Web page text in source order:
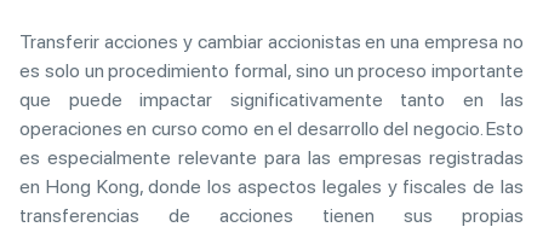
Transferir acciones y cambiar accionistas en una empresa no
es solo un procedimiento formal, sino un proceso importante
que puede impactar significativamente tanto en las
operaciones en curso como en el desarrollo del negocio. Esto
es especialmente relevante para las empresas registradas
en Hong Kong, donde los aspectos legales y fiscales de las
transferencias de acciones tienen sus propias